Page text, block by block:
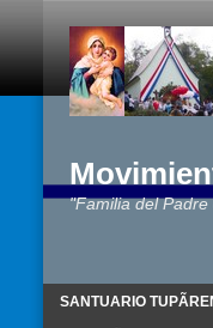
"Familia del
SANTUARIO